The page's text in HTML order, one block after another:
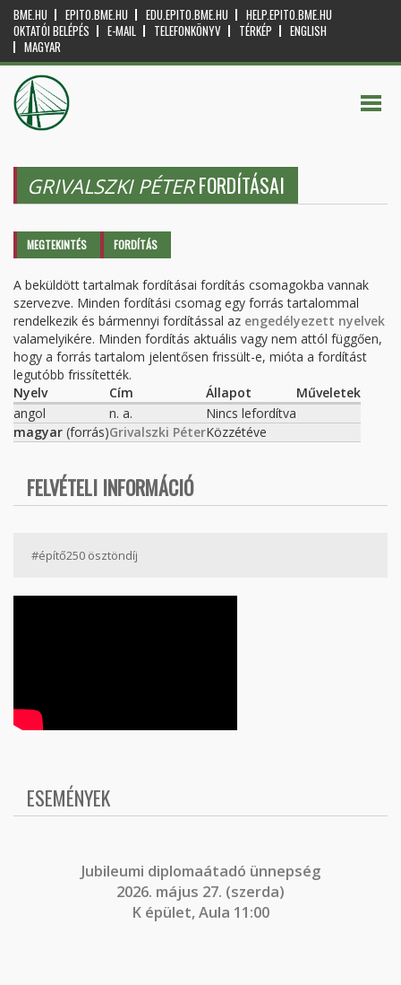
BME.HU EPITO.BME.HU EDU.EPITO.BME.HU
HELP.EPITO.BME.HU
OKTATÓI BELÉPÉS
E-MAIL TELEFONKÖNYV TÉRKÉP
ENGLISH
MAGYAR
GRIVALSZKI PÉTERFORDÍTÁSAI
Elsődleges fülek
MEGTEKINTÉS FORDÍTÁS
A beküldött tartalmak fordításai fordítás csomagokba vannak
szervezve. Minden fordítási csomag egy forrás tartalommal
rendelkezik és bármennyi fordítással az engedélyezett nyelvek
valamelyikére. Minden fordítás aktuális vagy nem attól függően,
hogy a forrás tartalom jelentősen frissült-e, mióta a fordítást
legutóbb frissítették.
Nyelv
Cím Állapot
Műveletek
angol
n. a.
Nincs lefordítva
magyar (forrás)Grivalszki PéterKözzétéve
FELVÉTELI INFORMÁCIÓ
#építő250 ösztöndíj
ESEMÉNYEK
Jubileumi diplomaátadó ünnepség
2026. május 27. (szerda)
K épület, Aula 11:00